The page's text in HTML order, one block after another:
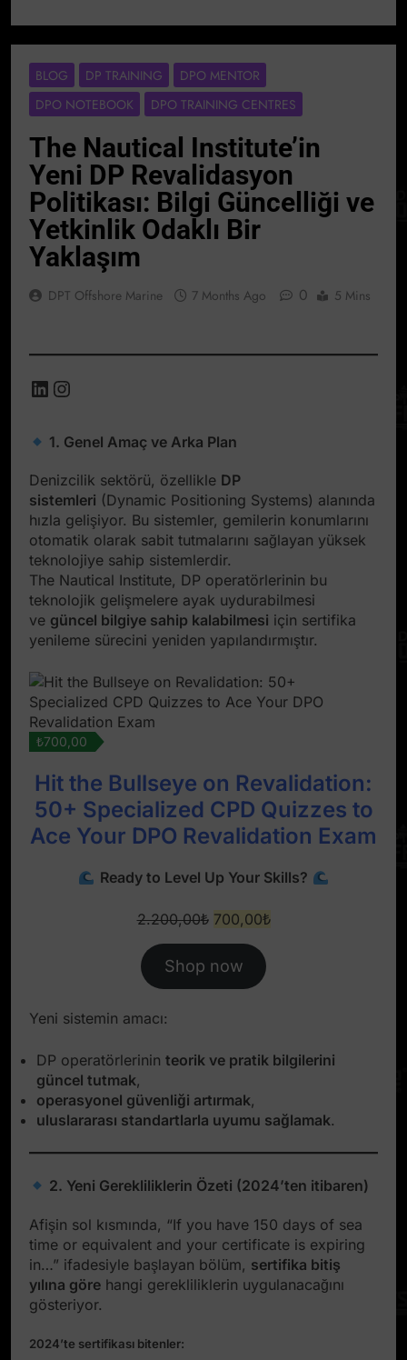
BLOG DP TRAINING
DPO MENTOR
DPO NOTEBOOK
DPO TRAINING CENTRES
The Nautical Institute’in
Yeni DP Revalidasyon
Politikası: Bilgi Güncelliği ve
Yetkinlik Odaklı Bir
Yaklaşım
DPT Offshore Marine 7 Months Ago 0 5 Mins
LinkedIn
Instagram
1. Genel Amaç ve Arka Plan
Denizcilik sektörü, özellikle DP
sistemleri (Dynamic Positioning Systems) alanında
hızla gelişiyor. Bu sistemler, gemilerin konumlarını
otomatik olarak sabit tutmalarını sağlayan yüksek
teknolojiye sahip sistemlerdir.
The Nautical Institute, DP operatörlerinin bu
teknolojik gelişmelere ayak uydurabilmesi
ve güncel bilgiye sahip kalabilmesi için sertifika
yenileme sürecini yeniden yapılandırmıştır.
₺700,00
Hit the Bullseye on Revalidation:
50+ Specialized CPD Quizzes to
Ace Your DPO Revalidation Exam
Ready to Level Up Your Skills?
2.200,00₺ Original
was:
2.200,00₺.
700,00₺Current
Shop now
Yeni sistemin amacı:
DP operatörlerinin teorik ve pratik bilgilerini
güncel tutmak,
operasyonel güvenliği artırmak,
uluslararası standartlarla uyumu sağlamak.
2. Yeni Gerekliliklerin Özeti (2024’ten itibaren)
Afişin sol kısmında, “If you have 150 days of sea
time or equivalent and your certificate is expiring
in…” ifadesiyle başlayan bölüm, sertifika bitiş
yılına göre hangi gerekliliklerin uygulanacağını
gösteriyor.
2024’te sertifikası bitenler: